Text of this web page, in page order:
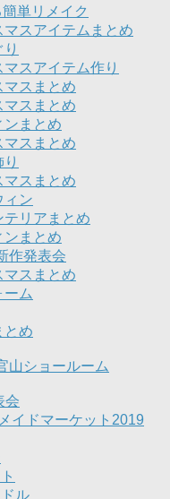
単リメイク
スアイテムまとめ
スアイテム作り
スまとめ
スまとめ
ンまとめ
スまとめ
スまとめ
ィン
リアまとめ
ンまとめ
作発表会
スまとめ
ーム
とめ
山ショールーム
会
イドマーケット2019
ル